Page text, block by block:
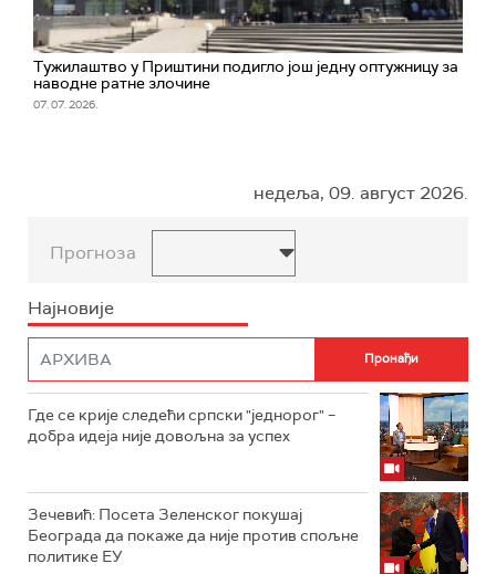
Тужилаштво у Приштини подигло још једну оптужницу за
наводне ратне злочине
07. 07. 2026.
недеља, 09. август 2026.
Прогноза
Најновије
Где се крије следећи српски "једнорог" –
добра идеја није довољна за успех
Зечевић: Посета Зеленског покушај
Београда да покаже да није против спољне
политике ЕУ